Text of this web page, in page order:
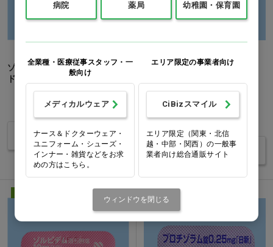
ゾルピデム酒石酸塩錠「サン
ド」 10mg 100錠…他
価格：ログイン後表示
バリエーションを見る
エチゾラム錠「日医工」
1箱(100錠)
価格：ログイン後表示
バリエーションを見る
医療用医薬品
病院 薬局 幼稚園・保育園
全業種・医療従事スタッフ・一
般向け
メディカルウェア
ナース＆ドクターウェア・
ユニフォーム・シューズ・
インナー・雑貨などをお求
めの方はこちら。
エリア限定の事業者向け
CiBizスマイル
エリア限定（関東・北信
越・中部・関西）の一般事
業者向け総合通販サイト
ウィンドウを閉じる